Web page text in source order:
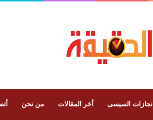
انجازات السيسى أخر المقالات من نحن